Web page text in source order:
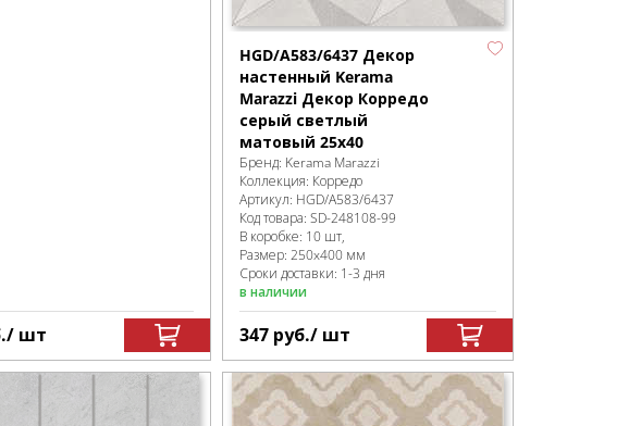
/ шт
HGD/A583/6437 Декор
настенный Kerama
Marazzi Декор Корредо
серый светлый
матовый 25x40
Бренд: Kerama Marazzi
Коллекция: Корредо
Артикул: HGD/A583/6437
Код товара: SD-248108-99
В коробке: 10 шт,
Размер: 250x400 мм
Сроки доставки: 1-3 дня
в наличии
347 руб./ шт